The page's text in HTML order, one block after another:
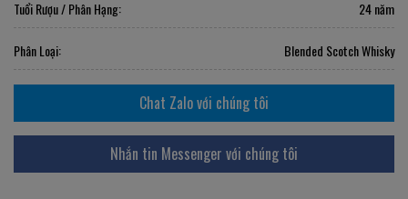
Tuổi Rượu / Phân Hạng: 24 năm
Phân Loại: Blended Scotch Whisky
Chat Zalo với chúng tôi
Nhắn tin Messenger với chúng tôi